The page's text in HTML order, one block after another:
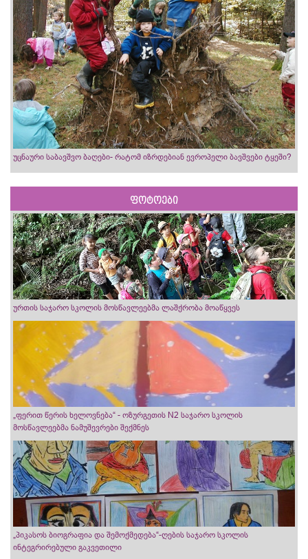
უცნაური საბავშვო ბაღები- რატომ იზრდებიან ევროპელი ბავშვები ტყეში?
ფოტოები
ურთის საჯარო სკოლის მოსწავლეებმა ლაშქრობა მოაწყვეს
„ფერით წერის ხელოვნება“ - ოზურგეთის N2 საჯარო სკოლის
მოსწავლეებმა ნამუშევრები შექმნეს
„პიკასოს ბიოგრაფია და შემოქმედება“-ღების საჯარო სკოლის
ინტეგრირებული გაკვეთილი